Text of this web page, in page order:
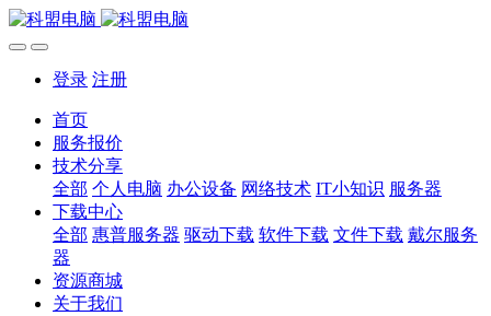
登录 注册
首页
服务报价
技术分享
全部 个人电脑 办公设备 网络技术 IT小知识 服务器
下载中心
全部 惠普服务器 驱动下载 软件下载 文件下载 戴尔服务
器
资源商城
关于我们